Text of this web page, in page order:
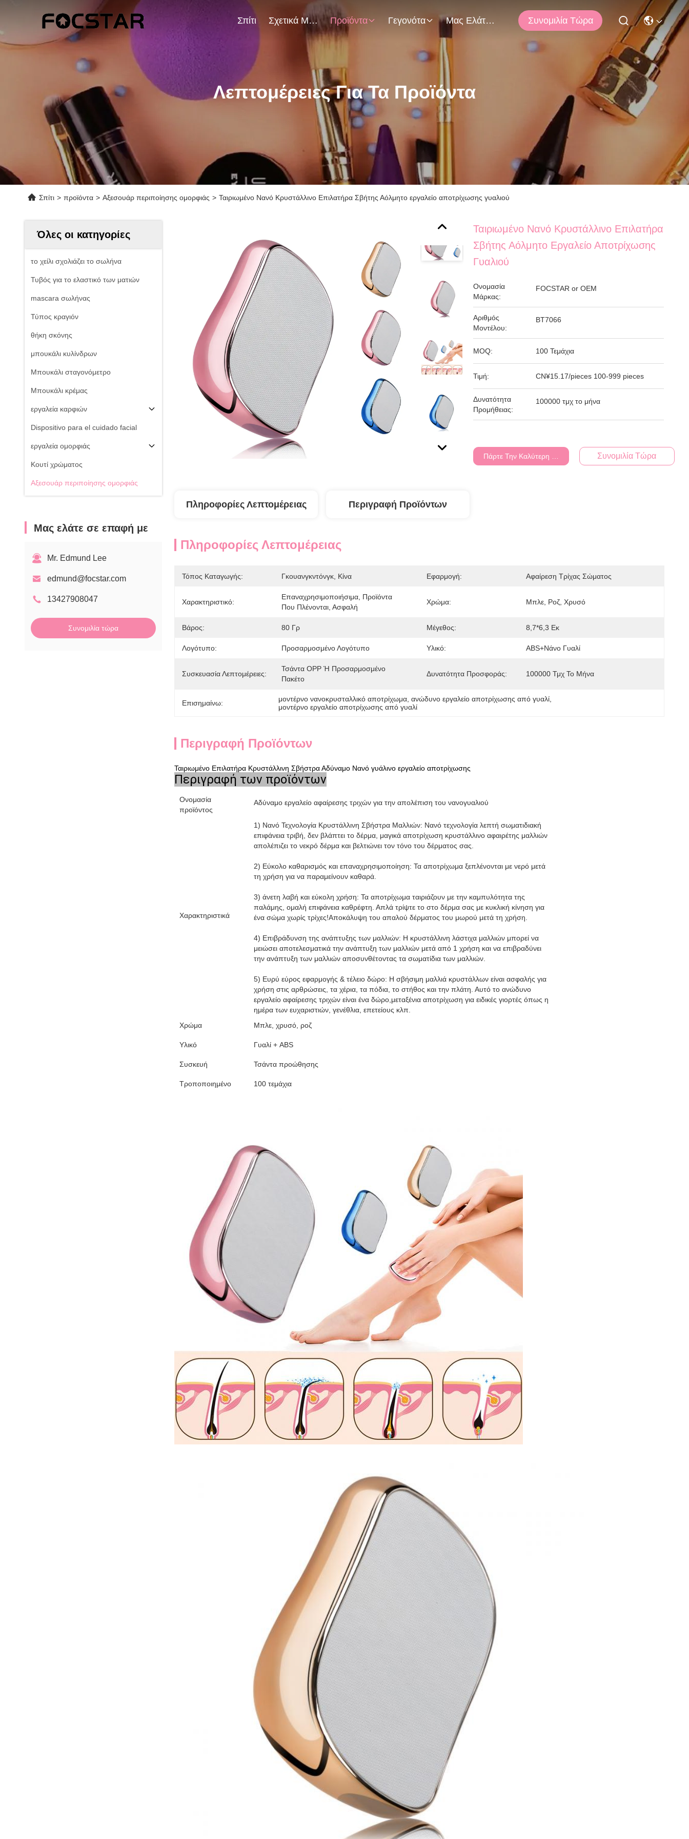
Σπίτι Σχετικά Με Εμάς Προϊόντα Γεγονότα Μας Ελάτε Σε Επαφή Με Συνομιλία Τώρα
Λεπτομέρειες Για Τα Προϊόντα
Σπίτι > προϊόντα > Αξεσουάρ περιποίησης ομορφιάς > Ταιριωμένο Νανό Κρυστάλλινο Επιλατήρα Σβήτης Αόλμητο εργαλείο αποτρίχωσης γυαλιού
Όλες οι κατηγορίες
το χείλι σχολιάζει το σωλήνα
Τυβός για το ελαστικό των ματιών
mascara σωλήνας
Τύπος κραγιόν
θήκη σκόνης
μπουκάλι κυλίνδρων
Μπουκάλι σταγονόμετρο
Μπουκάλι κρέμας
εργαλεία καρφιών
Dispositivo para el cuidado facial
εργαλεία ομορφιάς
Κουτί χρώματος
Αξεσουάρ περιποίησης ομορφιάς
Μας ελάτε σε επαφή με
Mr. Edmund Lee
edmund@focstar.com
13427908047
Συνομιλία τώρα
Ταιριωμένο Νανό Κρυστάλλινο Επιλατήρα
Σβήτης Αόλμητο Εργαλείο Αποτρίχωσης
Γυαλιού
Ονομασία
Μάρκας:
FOCSTAR or OEM
Αριθμός
Μοντέλου:
BT7066
MOQ: 100 Τεμάχια
Τιμή: CN¥15.17/pieces 100-999 pieces
Δυνατότητα
Προμήθειας:
100000 τμχ το μήνα
Πάρτε Την Καλύτερη Τιμή Συνομιλία Τώρα
Πληροφορίες Λεπτομέρειας Περιγραφή Προϊόντων
Πληροφορίες Λεπτομέρειας
Τόπος Καταγωγής: Γκουανγκντόνγκ, Κίνα Εφαρμογή: Αφαίρεση Τρίχας Σώματος
Χαρακτηριστικό:
Επαναχρησιμοποιήσιμα, Προϊόντα
Που Πλένονται, Ασφαλή
Χρώμα: Μπλε, Ροζ, Χρυσό
Βάρος: 80 Γρ Μέγεθος: 8,7*6,3 Εκ
Λογότυπο: Προσαρμοσμένο Λογότυπο Υλικό: ABS+Νάνο Γυαλί
Συσκευασία Λεπτομέρειες:
Τσάντα OPP Ή Προσαρμοσμένο
Πακέτο
Δυνατότητα Προσφοράς: 100000 Τμχ Το Μήνα
Επισημαίνω: μοντέρνο νανοκρυσταλλικό αποτρίχωμα , ανώδυνο εργαλείο αποτρίχωσης από γυαλί
μοντέρνο εργαλείο αποτρίχωσης από γυαλί
Περιγραφή Προϊόντων
Ταιριωμένο Επιλατήρα Κρυστάλλινη Σβήστρα Αδύναμο Νανό γυάλινο εργαλείο αποτρίχωσης
Περιγραφή των προϊόντων
Ονομασία
προϊόντος
Αδύναμο εργαλείο αφαίρεσης τριχών για την απολέπιση του νανογυαλιού
Χαρακτηριστικά
1) Νανό Τεχνολογία Κρυστάλλινη Σβήστρα Μαλλιών: Νανό τεχνολογία λεπτή σωματιδιακή
επιφάνεια τριβή, δεν βλάπτει το δέρμα, μαγικά αποτρίχωση κρυστάλλινο αφαιρέτης μαλλιών
απολέπιζει το νεκρό δέρμα και βελτιώνει τον τόνο του δέρματος σας.
2) Εύκολο καθαρισμός και επαναχρησιμοποίηση: Τα αποτρίχωμα ξεπλένονται με νερό μετά
τη χρήση για να παραμείνουν καθαρά.
3) άνετη λαβή και εύκολη χρήση: Τα αποτρίχωμα ταιριάζουν με την καμπυλότητα της
παλάμης, ομαλή επιφάνεια καθρέφτη. Απλά τρίψτε το στο δέρμα σας με κυκλική κίνηση για
ένα σώμα χωρίς τρίχες!Αποκάλυψη του απαλού δέρματος του μωρού μετά τη χρήση.
4) Επιβράδυνση της ανάπτυξης των μαλλιών: Η κρυστάλλινη λάστιχα μαλλιών μπορεί να
μειώσει αποτελεσματικά την ανάπτυξη των μαλλιών μετά από 1 χρήση και να επιβραδύνει
την ανάπτυξη των μαλλιών αποσυνθέτοντας τα σωματίδια των μαλλιών.
5) Ευρύ εύρος εφαρμογής & τέλειο δώρο: Η σβήσιμη μαλλιά κρυστάλλων είναι ασφαλής για
χρήση στις αρθρώσεις, τα χέρια, τα πόδια, το στήθος και την πλάτη. Αυτό το ανώδυνο
εργαλείο αφαίρεσης τριχών είναι ένα δώρο,μεταξένια αποτρίχωση για ειδικές γιορτές όπως η
ημέρα των ευχαριστιών, γενέθλια, επετείους κλπ.
Χρώμα
Μπλε, χρυσό, ροζ
Υλικό Γυαλί + ABS
Συσκευή Τσάντα προώθησης
Τροποποιημένο 100 τεμάχια